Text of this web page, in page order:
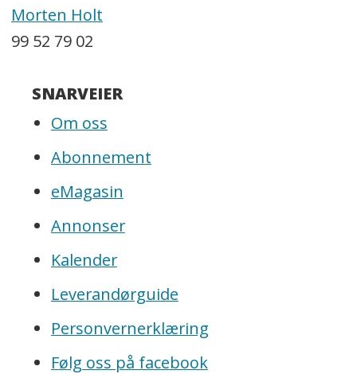
Morten Holt
99 52 79 02
SNARVEIER
Om oss
Abonnement
eMagasin
Annonser
Kalender
Leverandørguide
Personvernerklæring
Følg oss på facebook